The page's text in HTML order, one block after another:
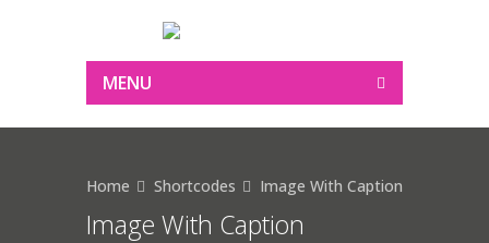
MENU
Image With Caption
Home Shortcodes Image With Caption